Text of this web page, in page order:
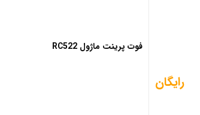
رایگان
فوت پرینت ماژول RC522